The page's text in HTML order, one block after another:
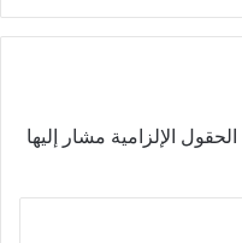
الحقول الإلزامية مشار إليها